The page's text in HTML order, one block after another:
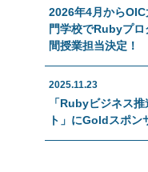
2026年4月から
門学校でRubyプ
間授業担当決定！
2025.11.23
「Rubyビジネス
ト」にGoldスポン